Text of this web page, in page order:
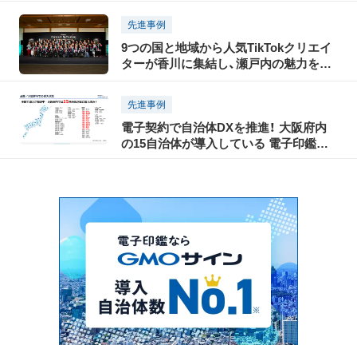
先進事例
9つの国と地域から人気TikTokクリエイ
ターが香川に集結し、瀬戸内の魅力を
Connect By Tourism 〜瀬戸内の魅力発
信・裏瀬戸芸プロジェクト〜」開催レポー
ト（前編）
先進事例
電子契約で自治体DXを推進！ 大阪府内
の15自治体が導入している 電子印鑑